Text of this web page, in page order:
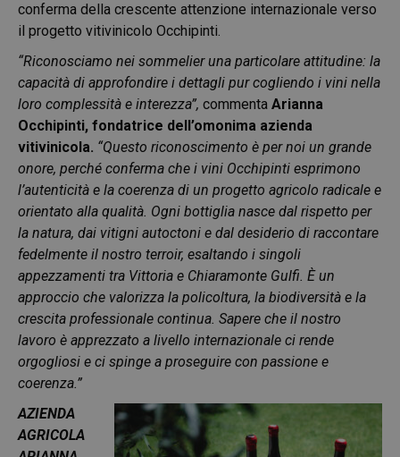
conferma della crescente attenzione internazionale verso
il progetto vitivinicolo Occhipinti.
“Riconosciamo nei sommelier una particolare attitudine: la
capacità di approfondire i dettagli pur cogliendo i vini nella
loro complessità e interezza”, commenta Arianna
Occhipinti, fondatrice dell’omonima azienda
vitivinicola. “Questo riconoscimento è per noi un grande
onore, perché conferma che i vini Occhipinti esprimono
l’autenticità e la coerenza di un progetto agricolo radicale e
orientato alla qualità. Ogni bottiglia nasce dal rispetto per
la natura, dai vitigni autoctoni e dal desiderio di raccontare
fedelmente il nostro terroir, esaltando i singoli
appezzamenti tra Vittoria e Chiaramonte Gulfi. È un
approccio che valorizza la policoltura, la biodiversità e la
crescita professionale continua. Sapere che il nostro
lavoro è apprezzato a livello internazionale ci rende
orgogliosi e ci spinge a proseguire con passione e
coerenza.”
AZIENDA
AGRICOLA